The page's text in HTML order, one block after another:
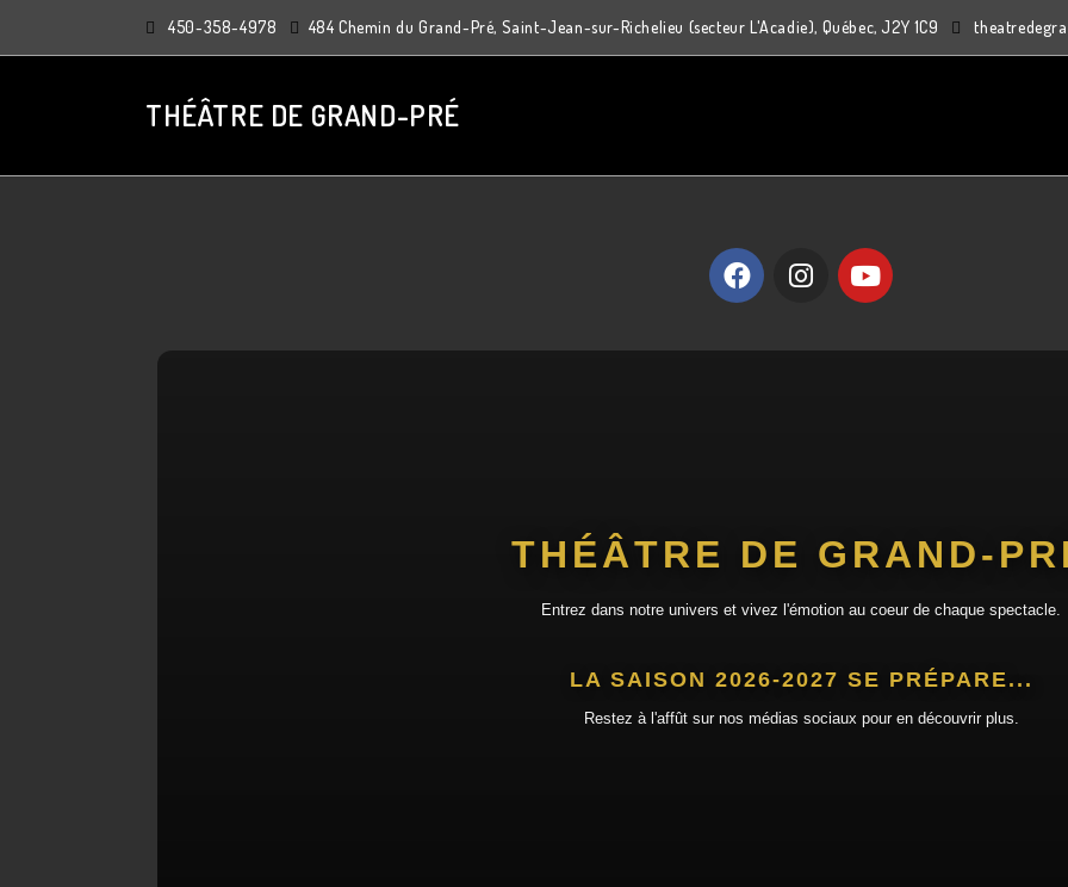
450-358-4978 484 Chemin du Grand-Pré, Saint-Jean-sur-Richelieu (secteur L'Acadie), Québec, J2Y 1C9
THÉÂTRE DE GRAND-PRÉ
THÉÂTRE DE GRAND-
Entrez dans notre univers et vivez l'émotion au coeur de chaque spectacle.
LA SAISON 2026-2027 SE PRÉPARE...
Restez à l'affût sur nos médias sociaux pour en découvrir plus.